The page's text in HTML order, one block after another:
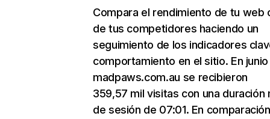
Compara el rendimiento de tu web
de tus competidores haciendo un
seguimiento de los indicadores
comportamiento en el sitio. En junio
madpaws.com.au se recibieron
359,57 mil visitas con una duración
de sesión de 07:01. En